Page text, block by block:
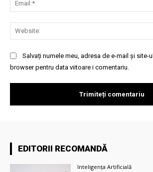
Salvați numele meu, adresa de e-mail și site-
browser pentru data viitoare i comentariu.
EDITORII RECOMANDĂ
Inteligența Artificială